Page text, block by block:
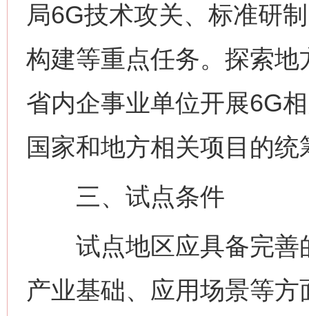
局6G技术攻关、标准研
构建等重点任务。探索
省内企事业单位开展6G
国家和地方相关项目的
三、试点条件
试点地区应具备完善
产业基础、应用场景等